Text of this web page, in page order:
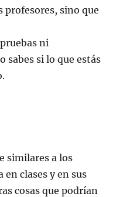
sino que
ni
sabes si lo que estás
similares a los
en clases y en sus
cosas que podrían